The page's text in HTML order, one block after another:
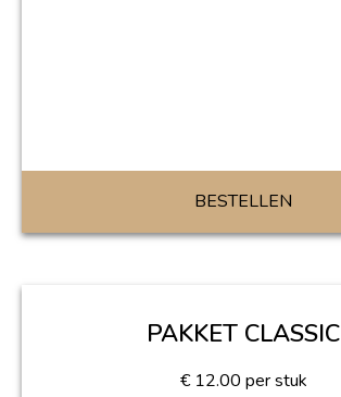
BESTELLEN
PAKKET CLASSIC
€ 12.00 per stuk